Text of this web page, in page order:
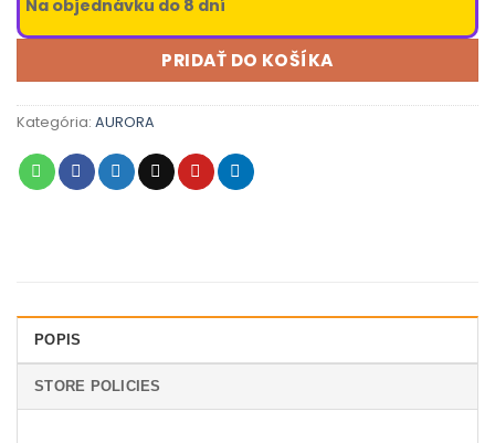
Na objednávku do 8 dní
PRIDAŤ DO KOŠÍKA
Kategória: AURORA
POPIS
STORE POLICIES